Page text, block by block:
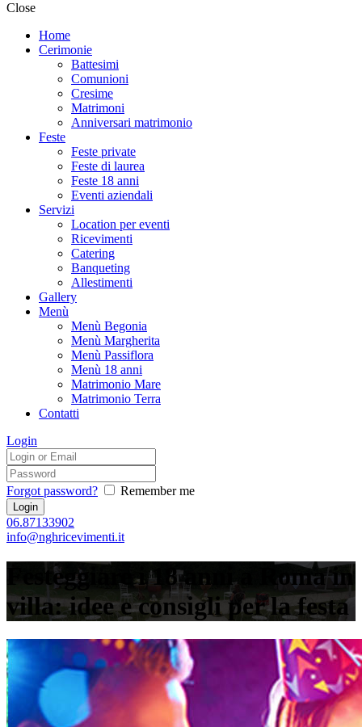
Close
Home
Cerimonie
Battesimi
Comunioni
Cresime
Matrimoni
Anniversari matrimonio
Feste
Feste private
Feste di laurea
Feste 18 anni
Eventi aziendali
Servizi
Location per eventi
Ricevimenti
Catering
Banqueting
Allestimenti
Gallery
Menù
Menù Begonia
Menù Margherita
Menù Passiflora
Menù 18 anni
Matrimonio Mare
Matrimonio Terra
Contatti
Login
Forgot password? Remember me
06.87133902
info@nghricevimenti.it
Festeggiare i 18 anni a Roma in
villa: idee e consigli per la festa